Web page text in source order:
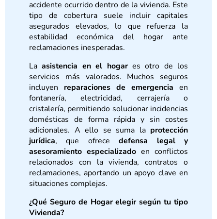
accidente ocurrido dentro de la vivienda. Este
tipo de cobertura suele incluir capitales
asegurados elevados, lo que refuerza la
estabilidad económica del hogar ante
reclamaciones inesperadas.
Laasistencia en el hogares otro de los
servicios más valorados. Muchos seguros
incluyen reparaciones de emergencia en
fontanería, electricidad, cerrajería o
cristalería, permitiendo solucionar incidencias
domésticas de forma rápida y sin costes
adicionales. A ello se suma la protección
jurídica, que ofrecedefensa legal y
asesoramiento especializado en conflictos
relacionados con la vivienda, contratos o
reclamaciones, aportando un apoyo clave en
situaciones complejas.
¿Qué Seguro de Hogar elegir según tu tipo
Vivienda?